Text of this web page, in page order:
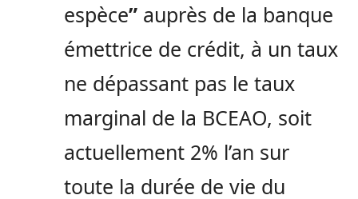
espèce” auprès de la banque
émettrice de crédit, à un taux
ne dépassant pas le taux
marginal de la BCEAO, soit
actuellement 2% l’an sur
toute la durée de vie du